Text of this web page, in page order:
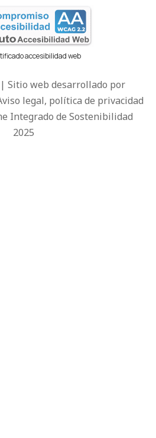
accesibilidad web
Sitio web desarrollado por
legal, política de privacidad
Integrado de Sostenibilidad
2025